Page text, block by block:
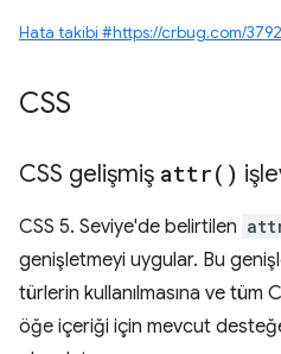
Hata takibi #https://crbug.com/
CSS
CSS gelişmiş attr( )
CSS 5. Seviye'de belirtilen
genişletmeyi uygular. Bu
türlerin kullanılmasına ve tüm
öğe içeriği için mevcut